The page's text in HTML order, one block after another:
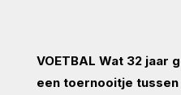
VOETBAL Wat 32 jaar
een toernooitje